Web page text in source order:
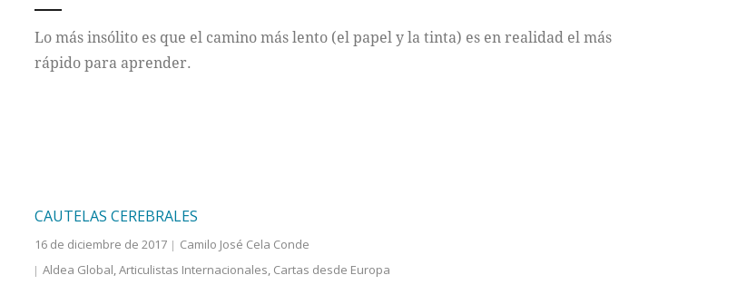
Lo más insólito es que el camino más lento (el papel y la tinta) es en realidad el más
rápido para aprender.
CAUTELAS CEREBRALES
16 de diciembre de 2017
Camilo José Cela Conde
Aldea Global,Articulistas Internacionales, Cartas desde Europa